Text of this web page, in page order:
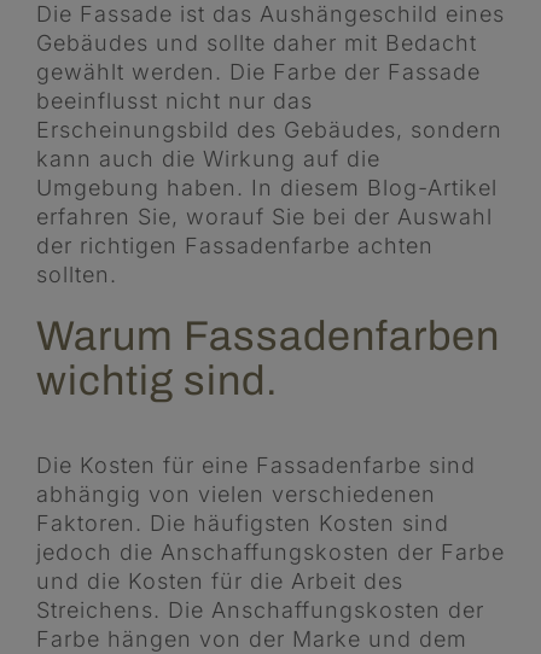
Die Fassade ist das Aushängeschild eines
Gebäudes und sollte daher mit Bedacht
gewählt werden. Die Farbe der Fassade
beeinflusst nicht nur das
Erscheinungsbild des Gebäudes, sondern
kann auch die Wirkung auf die
Umgebung haben. In diesem Blog-Artikel
erfahren Sie, worauf Sie bei der Auswahl
der richtigen Fassadenfarbe achten
sollten.
Warum Fassadenfarben
wichtig sind.
Die Kosten für eine Fassadenfarbe sind
abhängig von vielen verschiedenen
Faktoren. Die häufigsten Kosten sind
jedoch die Anschaffungskosten der Farbe
und die Kosten für die Arbeit des
Streichens. Die Anschaffungskosten der
Farbe hängen von der Marke und dem